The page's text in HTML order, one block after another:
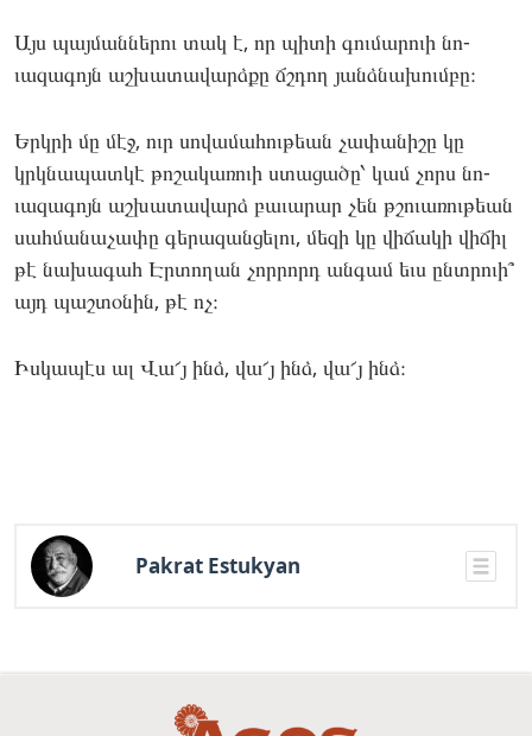
Այս պայ­մաննե­րու տակ է, որ պի­տի գու­մա­րուի նո­
ւազա­գոյն աշ­խա­տավարձքը ճշդող յանձնա­խումբը։
Երկրի մը մէջ, ուր սո­վամա­հու­թեան չա­փանի­շը կը
կրկնա­պատ­կէ թո­շակա­ռուի ստա­ցածը՝ կամ չորս նո­
ւազա­գոյն աշ­խա­տավարձ բա­ւարար չեն թշո­ւառու­թեան
սահ­մա­նաչա­փը գե­րազան­ցե­լու, մե­զի կը վի­ճակի վի­ճիլ
թէ նա­խագահ Էր­տո­ղան չոր­րորդ ան­գամ եւս ընտրո­ւի՞
այդ պաշ­տօ­նին, թէ ոչ։
Իս­կա­պէս ալ Վա՜յ ինձ, վա՜յ ինձ, վա՜յ ինձ։
Pakrat Estukyan